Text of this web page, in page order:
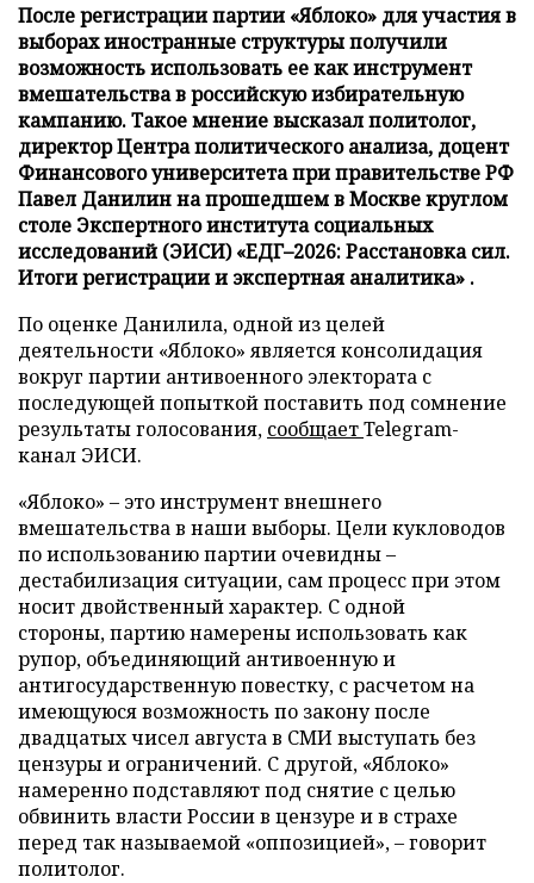
После регистрации партии «Яблоко» для участия в
выборах иностранные структуры получили
возможность использовать ее как инструмент
вмешательства в российскую избирательную
кампанию. Такое мнение высказал политолог,
директор Центра политического анализа, доцент
Финансового университета при правительстве РФ
Павел Данилин на прошедшем в Москве круглом
столе Экспертного института социальных
исследований (ЭИСИ) «ЕДГ–2026: Расстановка сил.
Итоги регистрации и экспертная аналитика» .
По оценке Данилила, одной из целей
деятельности «Яблоко» является консолидация
вокруг партии антивоенного электората с
последующей попыткой поставить под сомнение
результаты голосования, сообщаетTelegram-
канал ЭИСИ.
«Яблоко» – это инструмент внешнего
вмешательства в наши выборы. Цели кукловодов
по использованию партии очевидны –
дестабилизация ситуации, сам процесс при этом
носит двойственный характер. С одной
стороны, партию намерены использовать как
рупор, объединяющий антивоенную и
антигосударственную повестку, с расчетом на
имеющуюся возможность по закону после
двадцатых чисел августа в СМИ выступать без
цензуры и ограничений. С другой, «Яблоко»
намеренно подставляют под снятие с целью
обвинить власти России в цензуре и в страхе
перед так называемой «оппозицией», – говорит
политолог.